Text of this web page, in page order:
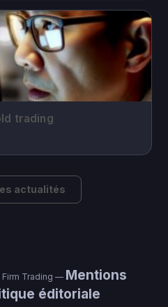
trading
actualités
Firm Trading — Mentions
éditoriale